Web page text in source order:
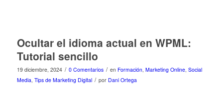
Ocultar el idioma actual en WPML:
Tutorial sencillo
19 diciembre, 2024 / 0 Comentarios / en Formación, Marketing Online, Social
Media Tips de Marketing Digital / por Dani Ortega